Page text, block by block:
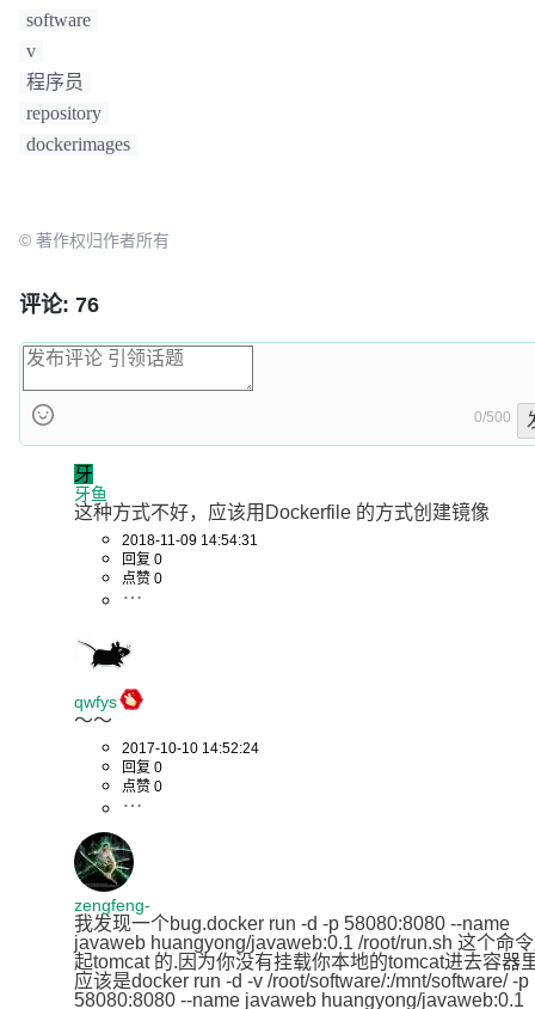
software
v
程序员
repository
dockerimages
© 著作权归作者所有
评论: 76
0/500
牙
牙鱼
这种方式不好，应该用Dockerfile 的方式创建镜像
2018-11-09 14:54:31
回复 0
点赞 0
qwfys
～～
2017-10-10 14:52:24
回复 0
点赞 0
zengfeng-
我发现一个bug.docker run -d -p 58080:8080 --name
javaweb huangyong/javaweb:0.1 /root/run.sh 这个命
起tomcat 的.因为你没有挂载你本地的tomcat进去容器
应该是docker run -d -v /root/software/:/mnt/software/ -p
58080:8080 --name javaweb huangyong/javaweb:0.1